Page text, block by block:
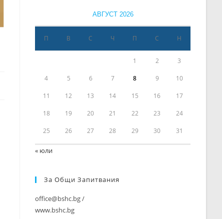
АВГУСТ 2026
П В С Ч П С Н
1 2 3
4 5 6 7 8 9 10
11 12 13 14 15 16 17
18 19 20 21 22 23 24
25 26 27 28 29 30 31
« юли
За Общи Запитвания
office@bshc.bg /
www.bshc.bg